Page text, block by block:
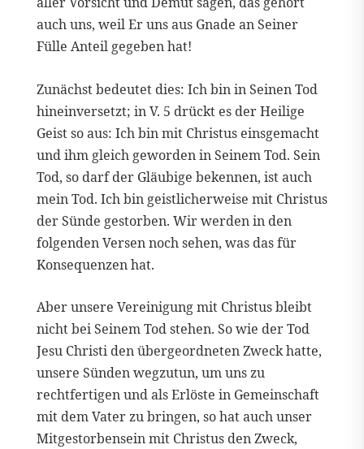
auch uns, weil Er uns aus Gnade an Seiner
Fülle Anteil gegeben hat!
Zunächst bedeutet dies: Ich bin in Seinen Tod
hineinversetzt; in V. 5 drückt es der Heilige
Geist so aus: Ich bin mit Christus einsgemacht
und ihm gleich geworden in Seinem Tod. Sein
Tod, so darf der Gläubige bekennen, ist auch
mein Tod. Ich bin geistlicherweise mit Christus
der Sünde gestorben. Wir werden in den
folgenden Versen noch sehen, was das für
Konsequenzen hat.
Aber unsere Vereinigung mit Christus bleibt
nicht bei Seinem Tod stehen. So wie der Tod
Jesu Christi den übergeordneten Zweck hatte,
unsere Sünden wegzutun, um uns zu
rechtfertigen und als Erlöste in Gemeinschaft
mit dem Vater zu bringen, so hat auch unser
Mitgestorbensein mit Christus den Zweck,